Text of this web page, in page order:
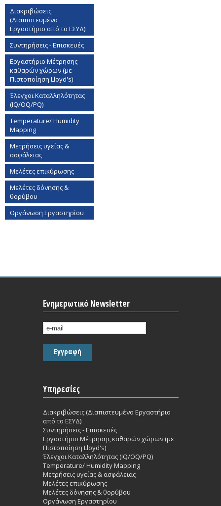
Διακριβώσεις
(Διαπιστευμένο
Εργαστήριο από το ΕΣΥΔ)
Συντηρήσεις - Επισκευές
Εργαστήριο Mέτρησης
καθαρών χώρων (με
Πιστοποίηση Lloyd's)
Έλεγχοι Καταλληλότητας
(IQ/OQ/PQ)
Temperature/ Humidity
Mapping
Μετρήσεις υγείας &
ασφάλειας
Μελέτες επικύρωσης
Μελέτες δόνησης &
θορύβου
Οργάνωση Εργαστηρίου
Ενημερωτικό Newsletter
Υπηρεσίες
Διακριβώσεις (Διαπιστευμένο Εργαστήριο
από το ΕΣΥΔ)
Συντηρήσεις - Επισκευές
Εργαστήριο Mέτρησης καθαρών χώρων (με
Πιστοποίηση Lloyd's)
Έλεγχοι Καταλληλότητας (IQ/OQ/PQ)
Temperature/ Humidity Mapping
Μετρήσεις υγείας & ασφάλειας
Μελέτες επικύρωσης
Μελέτες δόνησης & θορύβου
Οργάνωση Εργαστηρίου